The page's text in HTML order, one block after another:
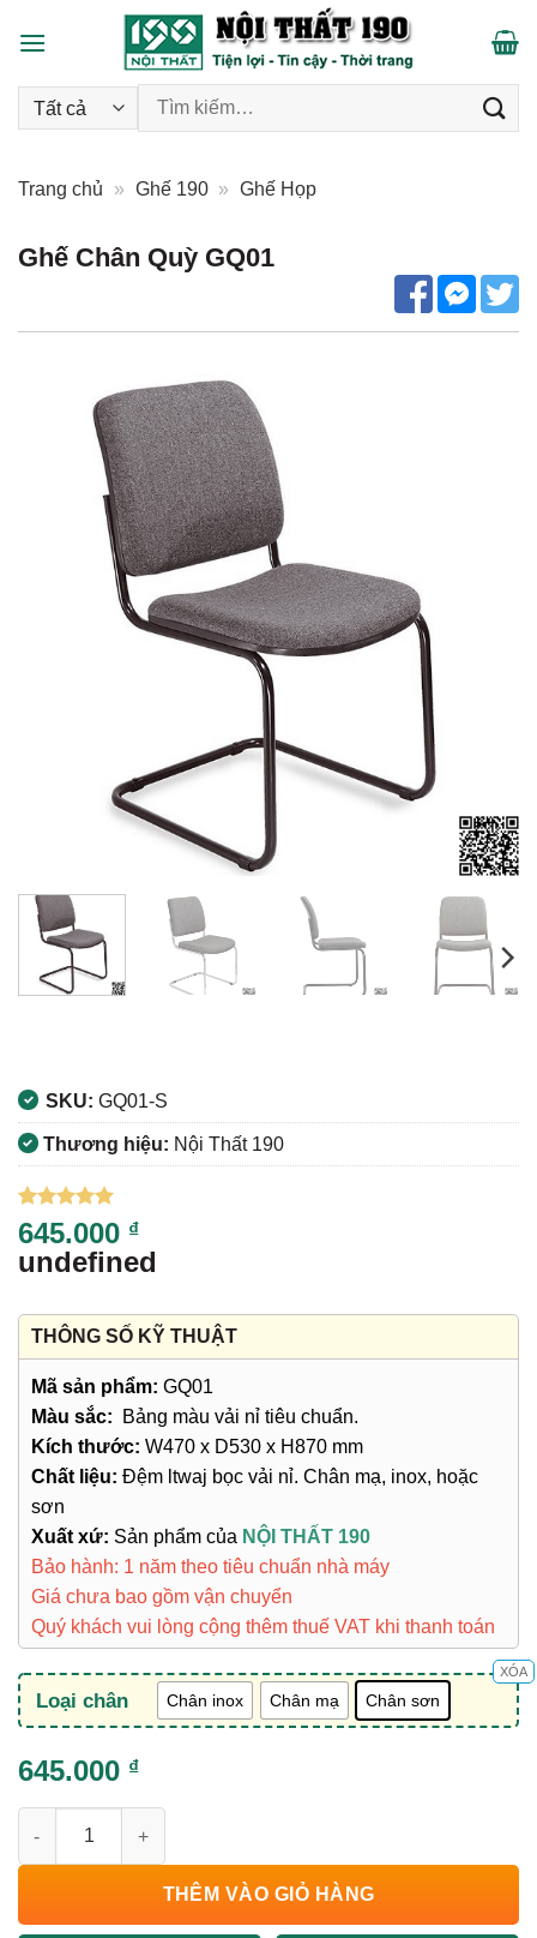
Tìm kiếm:
Trang chủ » Ghế 190 » Ghế Họp
Ghế Chân Quỳ GQ01
SKU: GQ01-S
Thương hiệu: Nội Thất 190
5trên 5
dựa trên
1
đánh giá
645.000 ₫
undefined
THÔNG SỐ KỸ THUẬT
Mã sản phẩm: GQ01
Màu sắc: Bảng màu vải nỉ tiêu chuẩn.
Kích thước: W470 x D530 x H870 mm
Chất liệu: Đệm ltwaj bọc vải nỉ. Chân mạ, inox, hoặc
sơn
Xuất xứ: Sản phẩm của NỘI THẤT 190
Bảo hành: 1 năm theo tiêu chuẩn nhà máy
Giá chưa bao gồm vận chuyển
Quý khách vui lòng cộng thêm thuế VAT khi thanh toán
Loại chân Chân inox Chân mạ Chân sơn
XÓA
645.000 ₫
THÊM VÀO GIỎ HÀNG